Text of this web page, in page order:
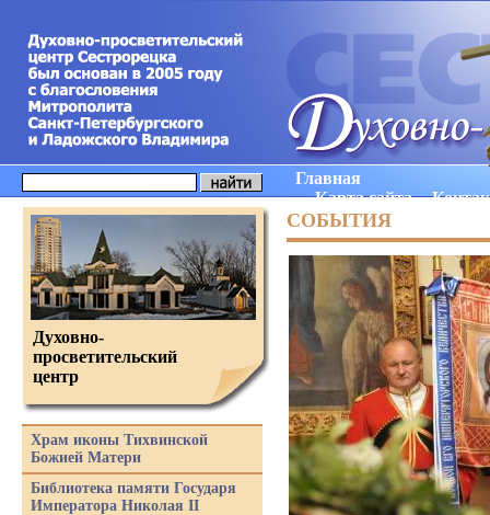
Главная
Карта сайта
СОБЫТИЯ
Духовно-
просветительский
центр
Храм иконы Тихвинской
Божией Матери
Библиотека памяти Государя
Императора Николая II